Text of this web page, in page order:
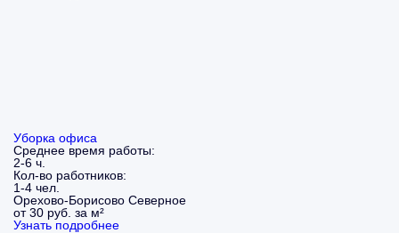
Уборка офиса
Среднее время работы:
2-6 ч.
Кол-во работников:
1-4 чел.
Орехово-Борисово Северное
от 30 руб. за м²
Узнать подробнее